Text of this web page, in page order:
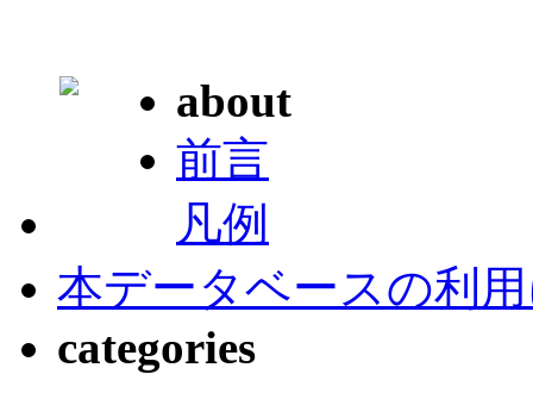
about
前言
凡例
本データベースの利
categories